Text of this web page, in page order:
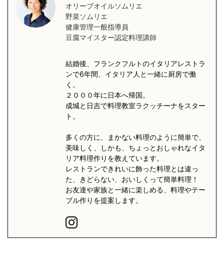
オリーブオイルソムリエ
野菜ソムリエ
健康管理一般指導員
豆腐マイスター認定料理講師
結婚後、フランクフルトのイタリアレストラ
ンで6年間、イタリア人と一緒に厨房で働
く。
２０００年に日本へ帰国。
成城と日吉で料理教室ラクッチーナをスター
ト。
多くの方に、まかない料理のように簡単で、
美味しく、しかも、ちょっとおしゃれなイタ
リア料理作りを教えています。
レストランできれいに飾った料理とは違っ
た、きどらない、おいしくって簡単料理！
お友達や家族と一緒に楽しめる、料理やテー
ブル作りを提案します。